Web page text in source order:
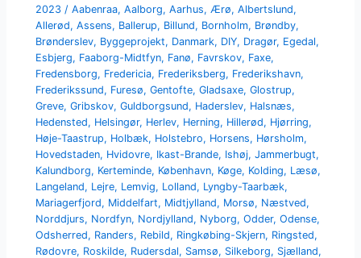
2023 /Aabenraa,Aalborg,Aarhus, Ærø,Albertslund,
Allerød,Assens, Ballerup, Billund, Bornholm, Brøndby,
Brønderslev, Byggeprojekt, Danmark, DIY, Dragør, Egedal,
Esbjerg, Faaborg-Midtfyn, Fanø, Favrskov, Faxe,
Fredensborg, Fredericia, Frederiksberg, Frederikshavn,
Frederikssund, Furesø,Gentofte,Gladsaxe,Glostrup,
Greve,Gribskov,Guldborgsund, Haderslev, Halsnæs,
Hedensted, Helsingør, Herlev, Herning, Hillerød, Hjørring,
Høje-Taastrup, Holbæk, Holstebro, Horsens, Hørsholm,
Hovedstaden, Hvidovre, Ikast-Brande, Ishøj,Jammerbugt,
Kalundborg, Kerteminde, København, Køge, Kolding, Læsø,
Langeland, Lejre, Lemvig, Lolland, Lyngby-Taarbæk,
Mariagerfjord, Middelfart, Midtjylland, Morsø, Næstved,
Norddjurs, Nordfyn, Nordjylland, Nyborg,Odder,Odense,
Odsherred, Randers, Rebild, Ringkøbing-Skjern, Ringsted,
Rødovre, Roskilde, Rudersdal, Samsø, Silkeborg, Sjælland,